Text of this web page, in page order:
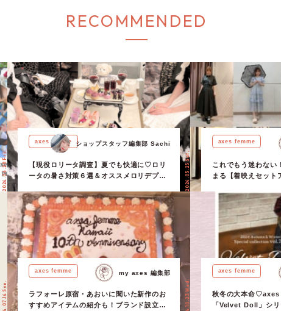
RECOMMENDED
2024.06.28 Fri.
axes femme
【現役ロリータ調査】夏でも快適に♡ロリ
ータの暑さ対策６選＆オススメロリデプラ
2024.05.25 Sat.
ショップスタッフ編集部 Sachi axes femme
これでもう迷わない
まる【着映えセッ
2024.07.14 Sun.
axes femme
ラフォーレ原宿・あおいに聞いた新作のお
すすめアイテムの紹介も！ブランド設立10
2024.10.23 Wed.
my axes 編集部 axes femme
秋冬の大本命
「Velvet Doll」シ